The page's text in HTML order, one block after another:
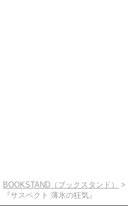
BOOKSTAND（ブックスタンド） >
『サスペクト 薄氷の狂気』